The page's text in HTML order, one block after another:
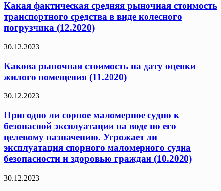
Какая фактическая средняя рыночная стоимость
транспортного средства в виде колесного
погрузчика (12.2020)
30.12.2023
Какова рыночная стоимость на дату оценки
жилого помещения (11.2020)
30.12.2023
Пригодно ли сорное маломерное судно к
безопасной эксплуатации на воде по его
целевому назначению. Угрожает ли
эксплуатация спорного маломерного судна
безопасности и здоровью граждан (10.2020)
30.12.2023